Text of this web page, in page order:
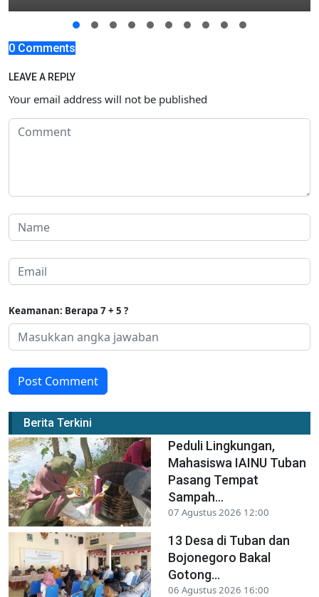
0 Comments
LEAVE A REPLY
Your email address will not be published
Keamanan: Berapa 7 + 5 ?
Post Comment
Berita Terkini
Peduli Lingkungan,
Mahasiswa IAINU Tuban
Pasang Tempat
Sampah...
07 Agustus 2026 12:00
13 Desa di Tuban dan
Bojonegoro Bakal
Gotong...
06 Agustus 2026 16:00